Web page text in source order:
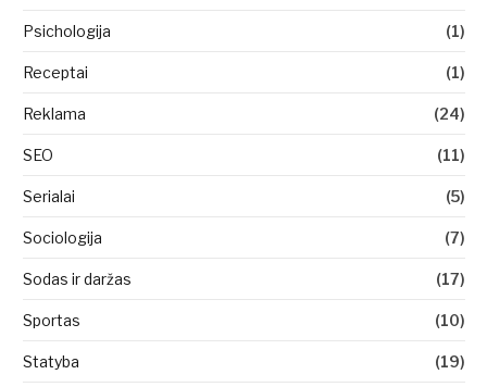
Psichologija (1)
Receptai (1)
Reklama (24)
SEO (11)
Serialai (5)
Sociologija (7)
Sodas ir daržas (17)
Sportas (10)
Statyba (19)